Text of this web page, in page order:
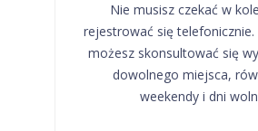
Nie musisz czekać w
rejestrować się telefonicznie.
możesz skonsultować się
dowolnego miejsca,
weekendy i dni